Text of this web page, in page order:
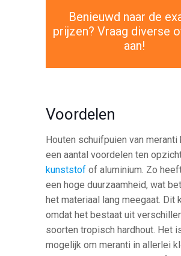
Benieuwd naar de
prijzen? Vraag diverse
aan!
Voordelen
Houten schuifpuien van meranti
een aantal voordelen ten
kunststof of aluminium. Zo
een hoge duurzaamheid, wat
het materiaal lang meegaat. Dit
omdat het bestaat uit
soorten tropisch hardhout. Het
mogelijk om meranti in allerlei